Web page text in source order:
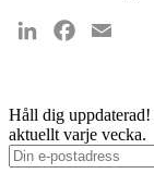
LinkedInFacebook
Håll dig uppdaterad!
aktuellt varje vecka.